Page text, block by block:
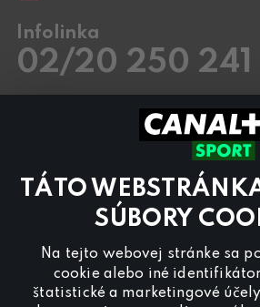
TÁTO
SÚBORY
Na tejto webovej stránke sa
cookie alebo iné
štatistické a marketingové
Infolinka
02/20 250 241
8.00 – 18:00
Preinzerciu na programe CANAL+ Sport
kontaktujte nareklama@canalplus.cz
Našu redakciu kontaktujete na
redakce@canalplus.cz